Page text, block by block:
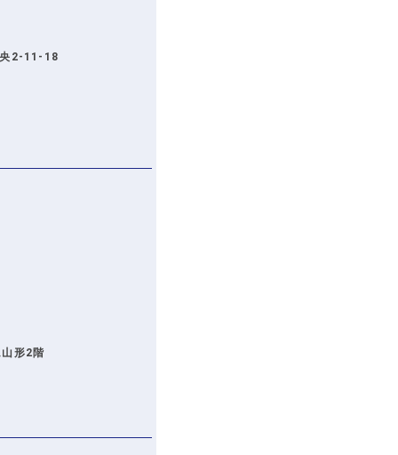
2-11-18
形2階